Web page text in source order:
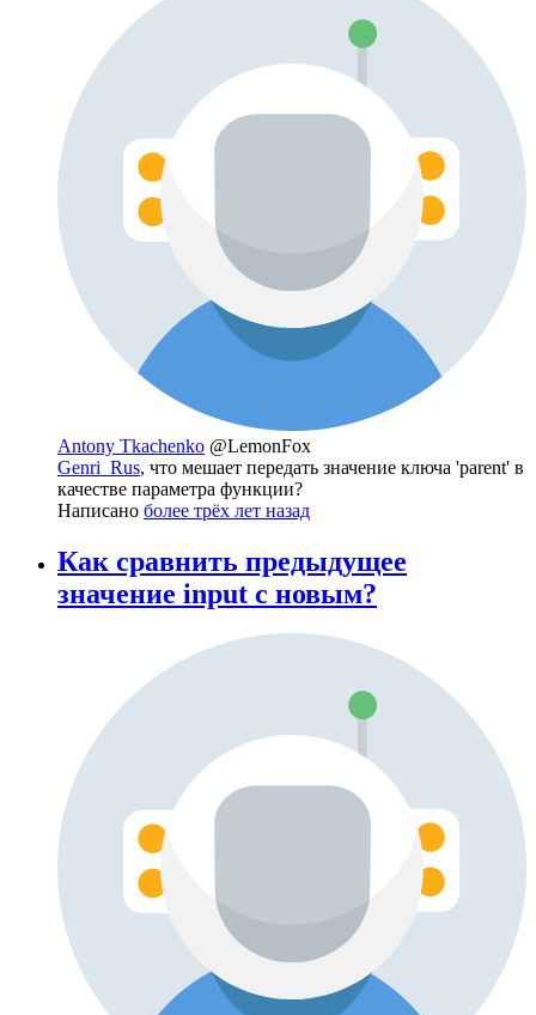
Antony Tkachenko @LemonFox
Genri_Rus, что мешает передать значение ключа 'parent' в
качестве параметра функции?
Написано более трёх лет назад
Как сравнить предыдущее
значение input с новым?